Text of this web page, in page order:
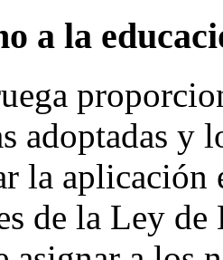
a la
adoptadas y
la aplicación
de la Ley de